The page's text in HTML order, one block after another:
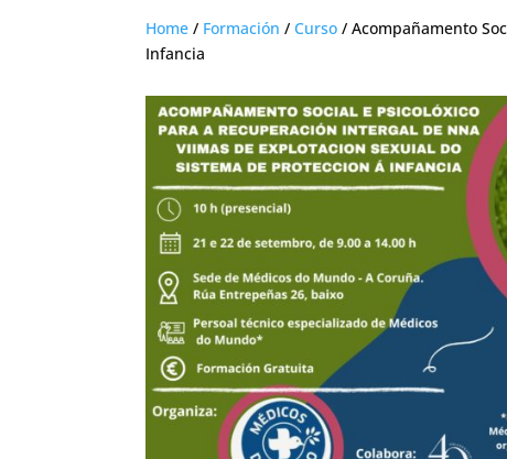
Home / Formación / Curso / Acompañamento
Infancia